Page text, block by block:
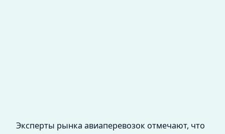
Эксперты рынка авиаперевозок отмечают, что